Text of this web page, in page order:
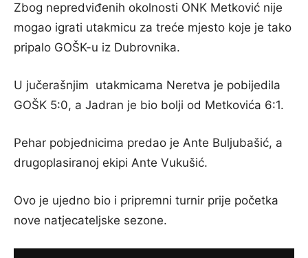
Zbog nepredviđenih okolnosti ONK Metković nije
mogao igrati utakmicu za treće mjesto koje je tako
pripalo GOŠK-u iz Dubrovnika.
U jučerašnjim utakmicama Neretva je pobijedila
GOŠK 5:0, a Jadran je bio bolji od Metkovića 6:1.
Pehar pobjednicima predao je Ante Buljubašić, a
drugoplasiranoj ekipi Ante Vukušić.
Ovo je ujedno bio i pripremni turnir prije početka
nove natjecateljske sezone.